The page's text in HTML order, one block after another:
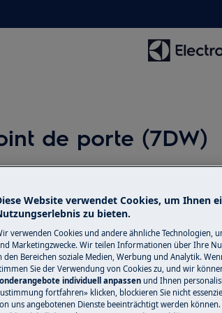
de porte (7DW)
l'appareil et débranchez la fiche secteur
des appareils, pour les appareils lourds, il
chaussures fermées.
Website verwendet Cookies, um Ihnen
zu bieten.
verwenden Cookies und andere ähnliche Technologien,
Marketingzwecke. Wir teilen Informationen über Ihre
den Bereichen soziale Medien, Werbung und Analytik.
Sie der Verwendung von Cookies zu, und wir
individuell anpassen und Ihnen
fortfahren» klicken, blockieren Sie nicht
uns angebotenen Dienste beeinträchtigt werden